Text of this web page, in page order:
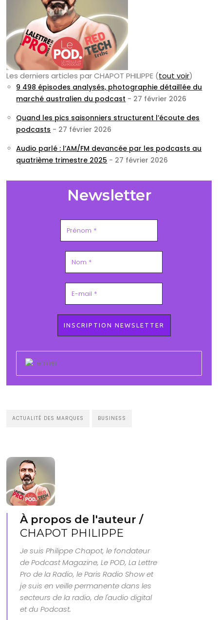
Les derniers articles par CHAPOT PHILIPPE (tout voir)
9 498 épisodes analysés, photographie détaillée du
marché australien du podcast - 27 février 2026
Quand les pics saisonniers structurent l’écoute des
podcasts - 27 février 2026
Audio parlé : l’AM/FM devancée par les podcasts au
quatrième trimestre 2025 - 27 février 2026
Newsletter
ACTUALITÉ DES MARQUES BUSINESS
À propos de l'auteur /
CHAPOT PHILIPPE
Je suis Philippe Chapot, le fondateur
de Podcast Magazine, Le POD, La Lettre
Pro de la Radio, le Paris Radio Show et
je suis en veille permanente dans les
secteurs de la radio, de l'audio digital
et du Podcast.